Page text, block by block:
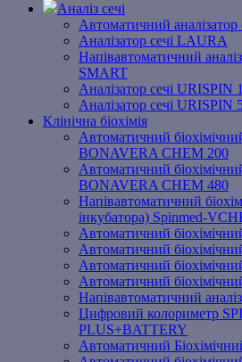
Аналіз сечі
Автоматичний
Аналізатор сечі LAURA
Напівавтоматичний
SMART
Аналізатор сечі URISPIN
Аналізатор сечі URISPIN
Клінічна біохімія
Автоматичний
BONAVERA CHEM 200
Автоматичний
BONAVERA CHEM 480
Напівавтоматичний
інкубатора) Spinmed-
Автоматичний
Автоматичний
Автоматичний
Автоматичний
Напівавтоматичний
Цифровий колориметр
PLUS+BATTERY
Автоматичний